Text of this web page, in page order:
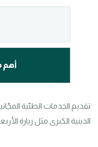
أهم
الدينية الكبرى مثل زيارة